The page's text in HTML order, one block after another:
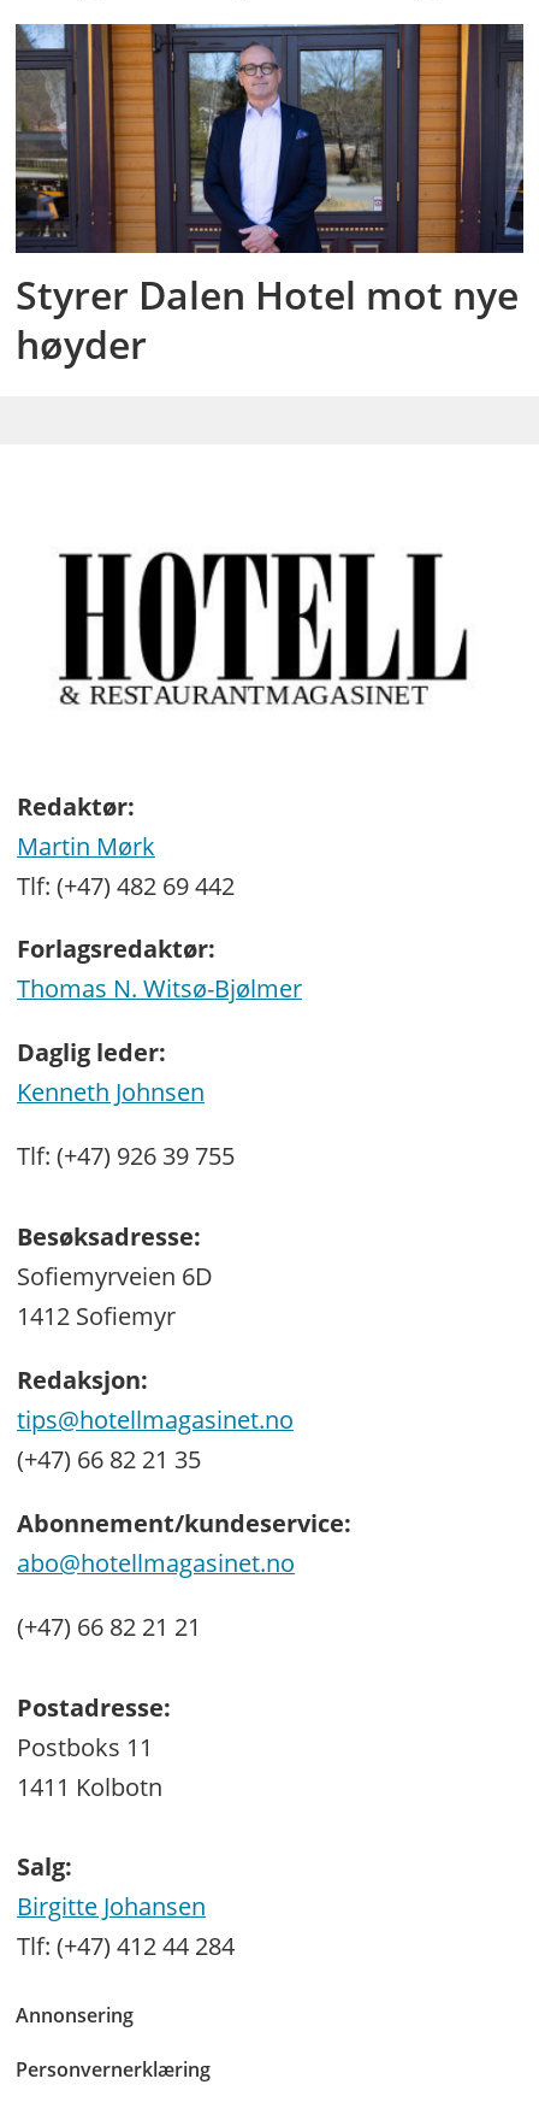
Styrer Dalen Hotel mot nye
høyder
Redaktør:
Martin Mørk
Tlf: (+47) 482 69 442
Forlagsredaktør:
Thomas N. Witsø-Bjølmer
Daglig leder:
Kenneth Johnsen
Tlf: (+47) 926 39 755
Besøksadresse:
Sofiemyrveien 6D
1412 Sofiemyr
Redaksjon:
tips@hotellmagasinet.no
(+47) 66 82 21 35
Abonnement/kundeservice:
abo@hotellmagasinet.no
(+47) 66 82 21 21
Postadresse:
Postboks 11
1411 Kolbotn
Salg:
Birgitte Johansen
Tlf: (+47) 412 44 284
Annonsering
Personvernerklæring